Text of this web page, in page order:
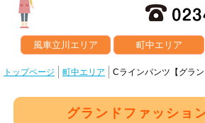
風車立川エリア 町中エリア
トップページ 町中エリア Cラインパンツ【グラ
グランドファッショ